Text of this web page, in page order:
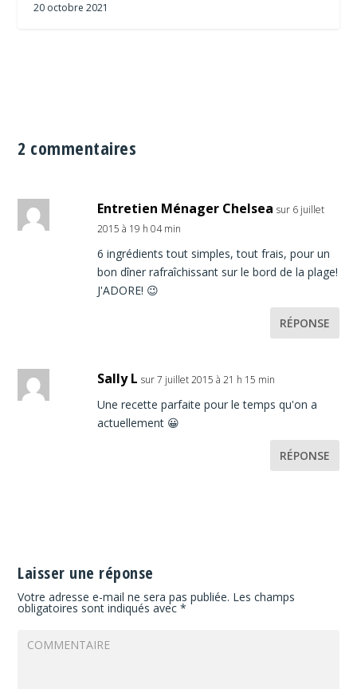
20 octobre 2021
2 commentaires
Entretien Ménager Chelsea sur 6 juillet
2015 à 19 h 04 min
6 ingrédients tout simples, tout frais, pour un
bon dîner rafraîchissant sur le bord de la plage!
J'ADORE! 😉
RÉPONSE
Sally L sur 7 juillet 2015 à 21 h 15 min
Une recette parfaite pour le temps qu'on a
actuellement 😀
RÉPONSE
Laisser une réponse
Votre adresse e-mail ne sera pas publiée. Les champs
obligatoires sont indiqués avec*